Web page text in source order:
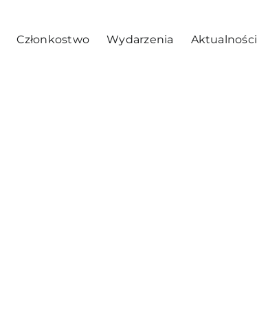
Członkostwo Wydarzenia Aktualności